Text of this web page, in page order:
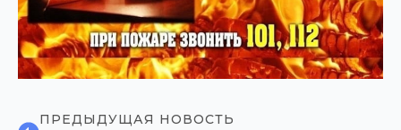
ПРЕДЫДУЩАЯ НОВОСТЬ